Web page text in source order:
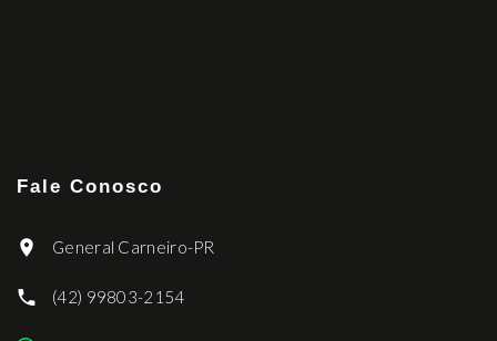
Fale Conosco
General Carneiro-PR
(42) 99803-2154